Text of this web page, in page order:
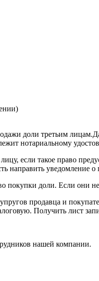
доли третьим
нотариальному
если такое право
направить уведомление
доли. Если они
продавца и
Получить лист
нашей компании.